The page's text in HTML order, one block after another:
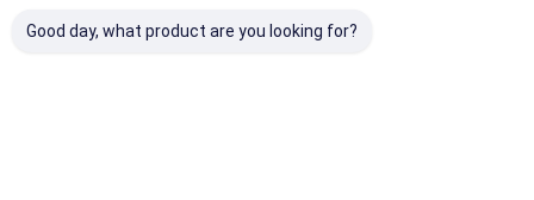
Good day, what product are you looking for?